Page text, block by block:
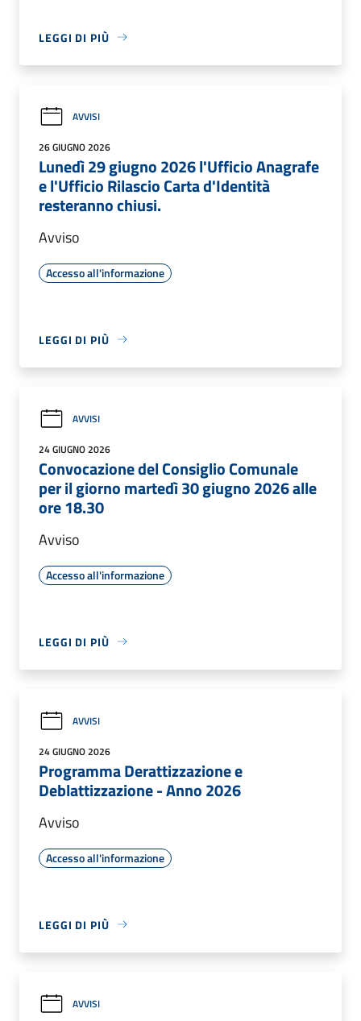
LEGGI DI PIÙ
AVVISI
26 GIUGNO 2026
Lunedì 29 giugno 2026 l'Ufficio Anagrafe
e l'Ufficio Rilascio Carta d'Identità
resteranno chiusi.
Avviso
Accesso all'informazione
LEGGI DI PIÙ
AVVISI
24 GIUGNO 2026
Convocazione del Consiglio Comunale
per il giorno martedì 30 giugno 2026 alle
ore 18.30
Avviso
Accesso all'informazione
LEGGI DI PIÙ
AVVISI
24 GIUGNO 2026
Programma Derattizzazione e
Deblattizzazione - Anno 2026
Avviso
Accesso all'informazione
LEGGI DI PIÙ
AVVISI